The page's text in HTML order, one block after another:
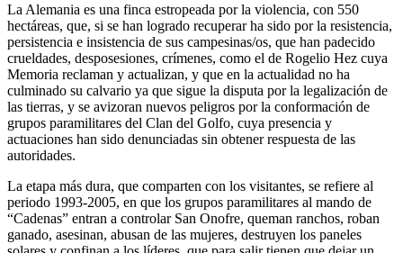
La Alemania es una finca estropeada por la violencia, con 550
hectáreas, que, si se han logrado recuperar ha sido por la resistencia,
persistencia e insistencia de sus campesinas/os, que han padecido
crueldades, desposesiones, crímenes, como el de Rogelio Hez cuya
Memoria reclaman y actualizan, y que en la actualidad no ha
culminado su calvario ya que sigue la disputa por la legalización de
las tierras, y se avizoran nuevos peligros por la conformación de
grupos paramilitares del Clan del Golfo, cuya presencia y
actuaciones han sido denunciadas sin obtener respuesta de las
autoridades.
La etapa más dura, que comparten con los visitantes, se refiere al
periodo 1993-2005, en que los grupos paramilitares al mando de
“Cadenas” entran a controlar San Onofre, queman ranchos, roban
ganado, asesinan, abusan de las mujeres, destruyen los paneles